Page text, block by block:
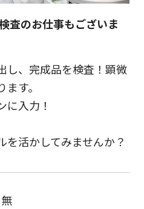
査のお仕事もございま
し、完成品を検査！顕微
す。
に入力！
を活かしてみませんか？